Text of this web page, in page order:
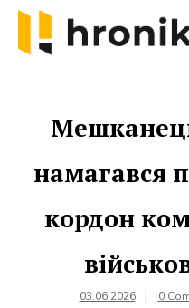
Skip
content
намагався
кордон
03.06.2026 0